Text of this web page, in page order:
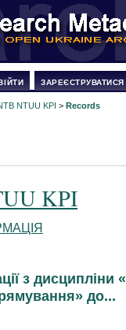
ЗАРЕЄСТРУВАТИСЯ
NTUU KPI > Records
KPI
з дисципліни
до...